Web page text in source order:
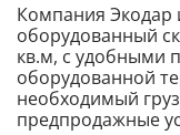
Компания Экодар
оборудованный
кв.м, с удобными
оборудованной
необходимый
предпродажные